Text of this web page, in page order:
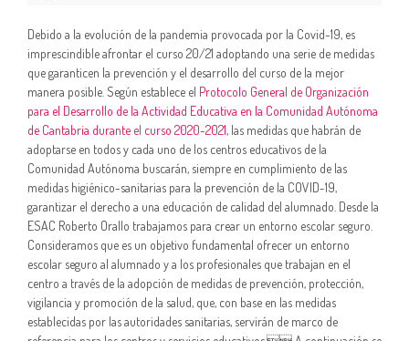
Debido a la evolución de la pandemia provocada por la Covid-19, es
imprescindible afrontar el curso 20/21 adoptando una serie de medidas
que garanticen la prevención y el desarrollo del curso de la mejor
manera posible. Según establece el Protocolo General de Organización
para el Desarrollo de la Actividad Educativa en la Comunidad Autónoma
de Cantabria durante el curso 2020-2021, las medidas que habrán de
adoptarse en todos y cada uno de los centros educativos de la
Comunidad Autónoma buscarán, siempre en cumplimiento de las
medidas higiénico-sanitarias para la prevención de la COVID-19,
garantizar el derecho a una educación de calidad del alumnado. Desde la
ESAC Roberto Orallo trabajamos para crear un entorno escolar seguro.
Consideramos que es un objetivo fundamental ofrecer un entorno
escolar seguro al alumnado y a los profesionales que trabajan en el
centro a través de la adopción de medidas de prevención, protección,
vigilancia y promoción de la salud, que, con base en las medidas
establecidas por las autoridades sanitarias, servirán de marco de